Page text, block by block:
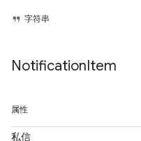
字符串
NotificationItem
属性
私信